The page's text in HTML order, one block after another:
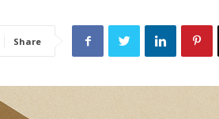
Share